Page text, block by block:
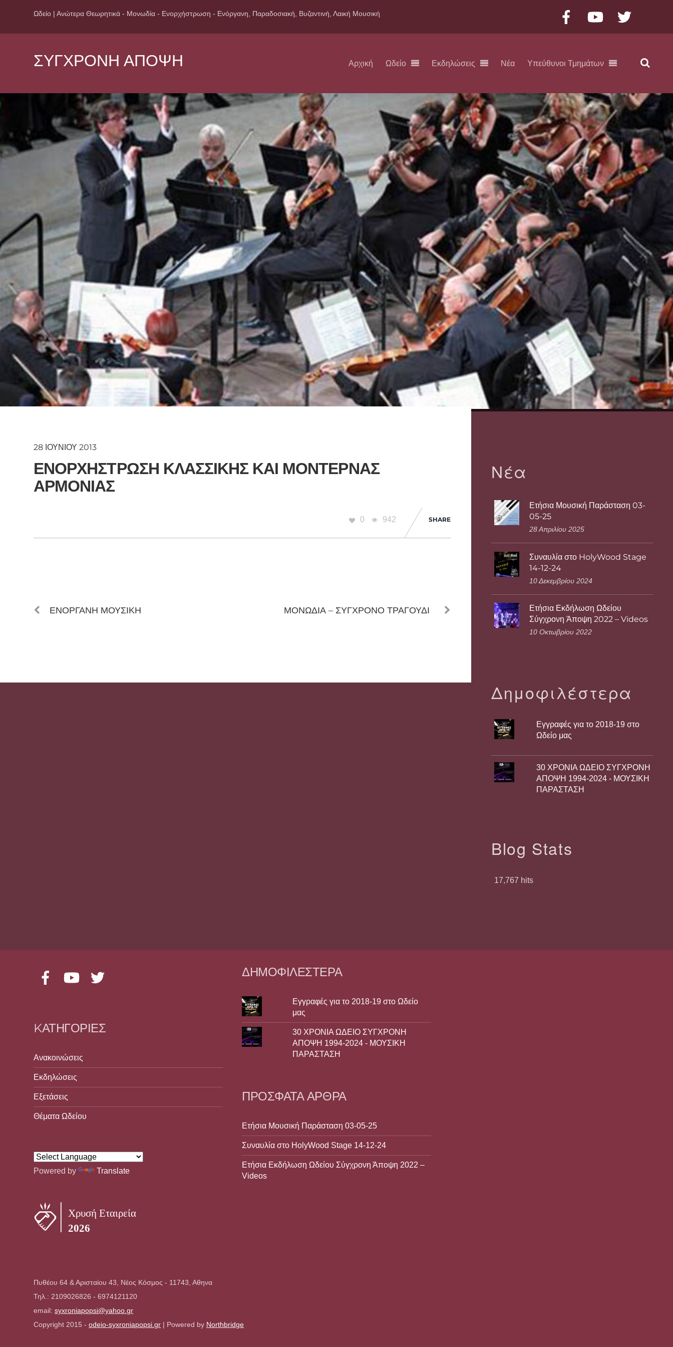
Ωδείο | Ανώτερα Θεωρητικά - Μονωδία - Ενορχήστρωση - Ενόργανη, Παραδοσιακή, Βυζαντινή, Λαική Μουσική Facebook YouTube
ΣΥΓΧΡΟΝΗ ΑΠΟΨΗ Αρχική Ωδείο Εκδηλώσεις Νέα Υπεύθυνοι Τμημάτων
28 ΙΟΥΝΊΟΥ 2013
ΕΝΟΡΧΗΣΤΡΩΣΗ ΚΛΑΣΣΙΚΗΣ ΚΑΙ ΜΟΝΤΕΡΝΑΣ
ΑΡΜΟΝΙΑΣ
0 942 SHARE
ΕΝΟΡΓΑΝΗ ΜΟΥΣΙΚΗ ΜΟΝΩΔΙΑ – ΣΥΓΧΡΟΝΟ ΤΡΑΓΟΥΔΙ
Νέα
Ετήσια Μουσική Παράσταση 03-
05-25
28 Απριλίου 2025
Συναυλία στο HolyWood Stage
14-12-24
10 Δεκεμβρίου 2024
Ετήσια Εκδήλωση Ωδείου
Σύγχρονη Άποψη 2022 – Videos
10 Οκτωβρίου 2022
Δημοφιλέστερα
Εγγραφές για το 2018-19 στο
Ωδείο μας
30 ΧΡΟΝΙΑ ΩΔΕΙΟ ΣΥΓΧΡΟΝΗ
ΑΠΟΨΗ 1994-2024 - ΜΟΥΣΙΚΗ
ΠΑΡΑΣΤΑΣΗ
Blog Stats
17,767 hits
FacebookYouTube
KΑΤΗΓΟΡΊΕΣ
Ανακοινώσεις
Εκδηλώσεις
Εξετάσεις
Θέματα Ωδείου
Powered by Translate
ΔΗΜΟΦΙΛΈΣΤΕΡΑ
Εγγραφές για το 2018-19 στο Ωδείο
μας
30 ΧΡΟΝΙΑ ΩΔΕΙΟ ΣΥΓΧΡΟΝΗ
ΑΠΟΨΗ 1994-2024 - ΜΟΥΣΙΚΗ
ΠΑΡΑΣΤΑΣΗ
ΠΡΌΣΦΑΤΑ ΆΡΘΡΑ
Ετήσια Μουσική Παράσταση 03-05-25
Συναυλία στο HolyWood Stage 14-12-24
Ετήσια Εκδήλωση Ωδείου Σύγχρονη Άποψη 2022 –
Videos
Πυθέου 64 & Αρισταίου 43, Νέος Κόσμος - 11743, Αθηνα
Τηλ.: 2109026826 - 6974121120
email:syxroniapopsi@yahoo.gr
Copyright 2015 -odeio-syxroniapopsi.gr | Powered by Northbridge